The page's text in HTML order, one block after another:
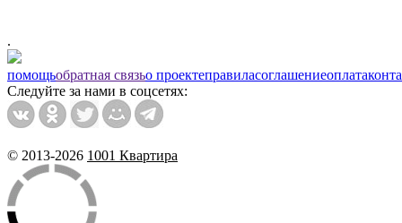
.
помощьобратная связьо проектеправиласоглашениеоплата
Следуйте за нами в соцсетях:
© 2013-2026 1001 Квартира